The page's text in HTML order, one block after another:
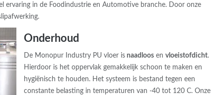
ervaring in de Foodindustrie en Automotive branche. Door onze
Onderhoud
De Monopur Industry PU vloer is naadloos envloeistofdicht.
Hierdoor is het oppervlak gemakkelijk schoon te maken en
hygiënisch te houden. Het systeem is bestand tegen een
constante belasting in temperaturen van -40 tot 120 C. Onze